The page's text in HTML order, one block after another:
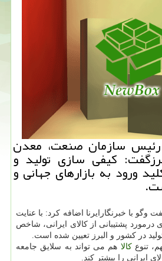
سازمان صنعت، معدن
كیفی سازی تولید و
ورود به بازارهای جهانی و
وگو با خبرنگارایرنا اضافه كرد: با عنایت
درمورد پشتیبانی از كالای ایرانی، شاخص
در كشور و البرز تعیین شده است.
تنوعكالا هم می تواند به سلایق جامعه
ایرانی را بیشتر كند.